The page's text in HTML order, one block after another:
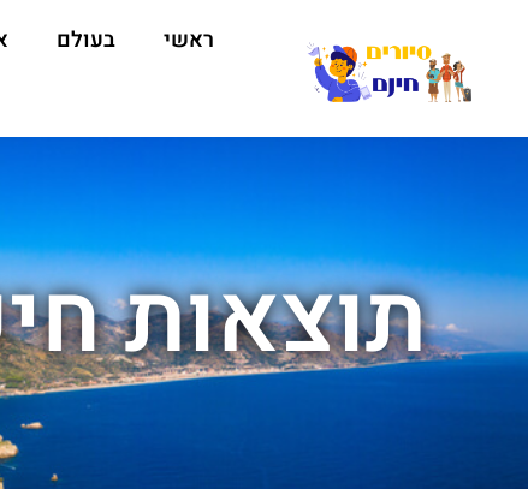
ראשי בעולם
תוצאות